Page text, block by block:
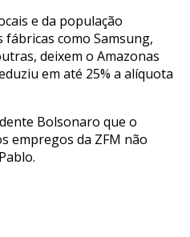
e da população
como Samsung,
deixem o Amazonas
em até 25% a alíquota
Bolsonaro que o
empregos da ZFM não